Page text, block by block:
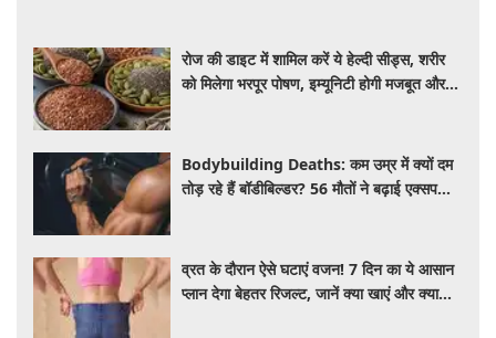
रोज की डाइट में शामिल करें ये हेल्दी सीड्स, शरीर
को मिलेगा भरपूर पोषण, इम्यूनिटी होगी मजबूत और
Bodybuilding Deaths: कम उम्र में क्यों दम
तोड़ रहे हैं बॉडीबिल्डर? 56 मौतों ने बढ़ाई एक्सपर्ट्स
व्रत के दौरान ऐसे घटाएं वजन! 7 दिन का ये आसान
प्लान देगा बेहतर रिजल्ट, जानें क्या खाएं और क्या